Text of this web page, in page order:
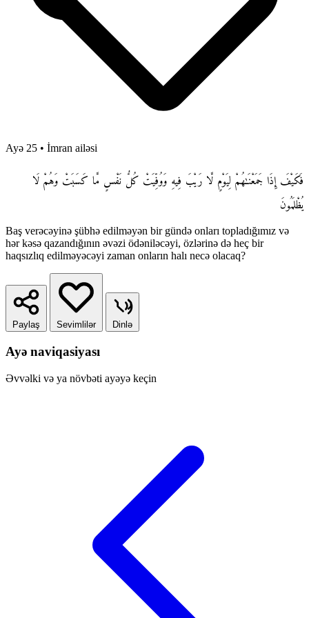
Ayə 25 • İmran ailəsi
فَكَيْفَ إِذَا جَمَعْنَـٰهُمْ لِيَوْمٍ لَّا رَيْبَ فِيهِ وَوُفِّيَتْ كُلُّ نَفْسٍ مَّا كَسَبَتْ وَهُمْ لَا
يُظْلَمُونَ
Baş verəcəyinə şübhə edilməyən bir gündə onları topladığımız və
hər kəsə qazandığının əvəzi ödəniləcəyi, özlərinə də heç bir
haqsızlıq edilməyəcəyi zaman onların halı necə olacaq?
Paylaş Sevimlilər Dinlə
Ayə naviqasiyası
Əvvəlki və ya növbəti ayəyə keçin